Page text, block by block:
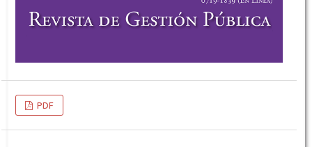
PDF